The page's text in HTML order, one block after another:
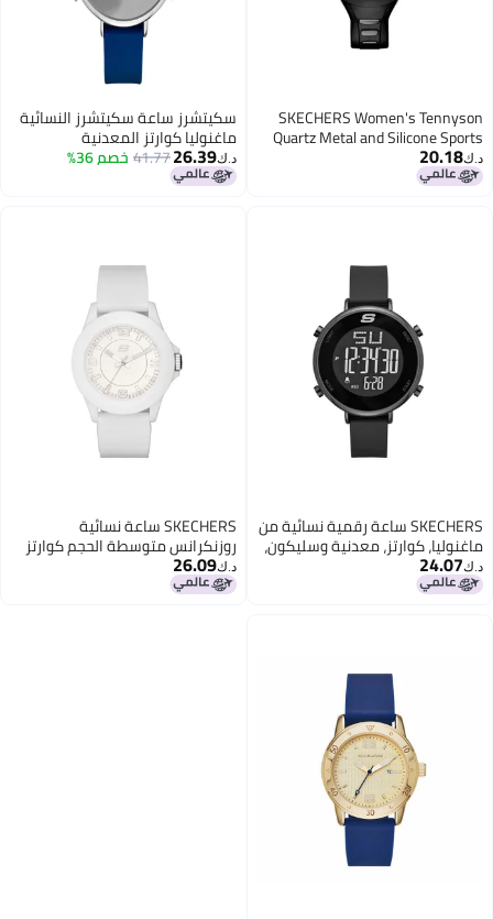
SKECHERS Women's Tennyson
Quartz Metal and Silicone Sports
Digital Watch, Black, Grey, Digital
د.ك‏20.18
سكيتشرز ساعة سكيتشرز النسائية
ماغنوليا كوارتز المعدنية
والسيليكون الرقمية، فضية وزرقاء،
كرونوغراف، رقمية
د.ك‏26.39
41.77خصم 36%
SKECHERS ساعة رقمية نسائية من
ماغنوليا، كوارتز، معدنية وسليكون،
سوداء، ماغنوليا
د.ك‏24.07
SKECHERS ساعة نسائية
روزنكرانس متوسطة الحجم كوارتز
بثلاثة عقارب، اللون: أبيض (الموديل:
SR6023)
د.ك‏26.09